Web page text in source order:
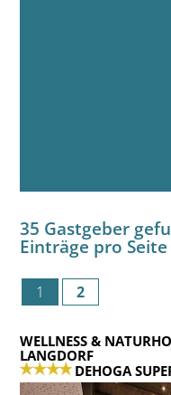
35 Gastgeber
Einträge pro Seite
1 2
WELLNESS &
LANGDORF
DEHOGA